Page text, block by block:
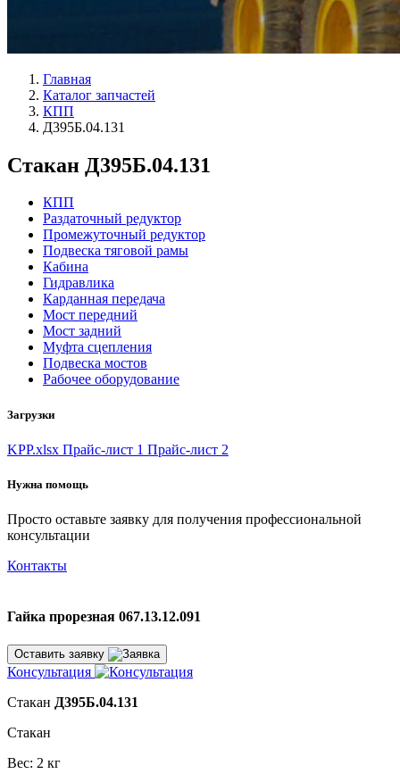
Главная
Каталог запчастей
КПП
Д395Б.04.131
Стакан Д395Б.04.131
КПП
Раздаточный редуктор
Промежуточный редуктор
Подвеска тяговой рамы
Кабина
Гидравлика
Карданная передача
Мост передний
Мост задний
Муфта сцепления
Подвеска мостов
Рабочее оборудование
Загрузки
KPP.xlsx Прайс-лист 1 Прайс-лист 2
Нужна помощь
Просто оставьте заявку для получения профессиональной
консультации
Контакты
Гайка прорезная 067.13.12.091
Оставить заявку
Консультация
Стакан Д395Б.04.131
Стакан
Вес: 2 кг